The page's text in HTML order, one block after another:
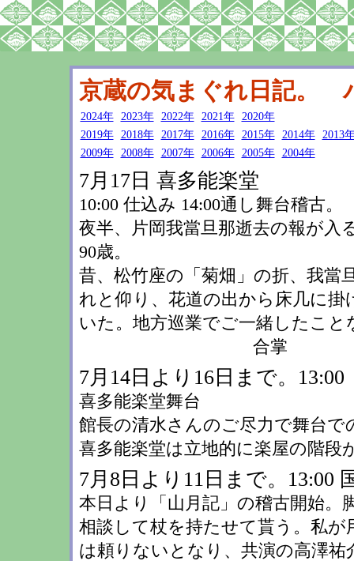
京蔵の気まぐれ日記。
2024年 2023年 2022年 2021年
2020年
2019年
2018年 2017年 2016年 2015年 2014年
2013
2009年
2008年 2007年 2006年 2005年 2004年
7月17日 喜多能楽堂
10:00 仕込み 14:00通し舞台稽古。
夜半、片岡我當旦那逝去の報が入
90歳。
昔、松竹座の「菊畑」の折、我當
れと仰り、花道の出から床几に
いた。地方巡業でご一緒したこ
合掌
7月14日より16日まで。13:00
喜多能楽堂舞台
館長の清水さんのご尽力で舞台で
喜多能楽堂は立地的に楽屋の階段
7月8日より11日まで。13:00
本日より「山月記」の稽古開始。
相談して杖を持たせて貰う。私
は頼りないとなり、共演の高澤